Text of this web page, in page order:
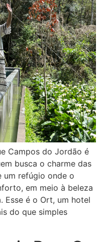
Campos do Jordão é
busca o charme das
um refúgio onde o
em meio à beleza
Esse é o Ort, um hotel
do que simples